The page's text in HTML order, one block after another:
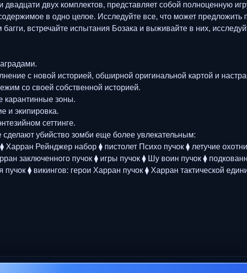
двух комплектов, представляет собой полноценную
в одно целое. Исследуйте все, что может предложить
встречайте испытания Бозака и выживайте в них,
с новой историей, обширной оригинальной картой и
со своей собственной историей.
карантинные зоны.
и экипировка.
сеттинге.
убийство зомби еще более увлекательным:
Рейнджер набор ⧫ пистолет Психо пучок ⧫ летучие
заключенного пучок ⧫ игры пучок ⧫ Шу воин пучок ⧫
⧫ викингов: герои Харран пучок ⧫ Харран тактической